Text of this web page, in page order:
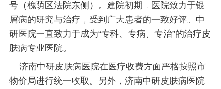
号（槐荫区法院东侧）。建院初期，医院致力于银
屑病的研究与治疗，受到广大患者的一致好评。中
研医院一直致力于成为“专科、专病、专治”的治疗皮
肤病专业医院。
济南中研皮肤病医院在医疗收费方面严格按照市
物价局进行统一收取。另外，济南中研皮肤病医院